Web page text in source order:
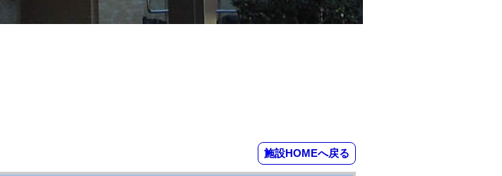
施設HOMEへ戻る